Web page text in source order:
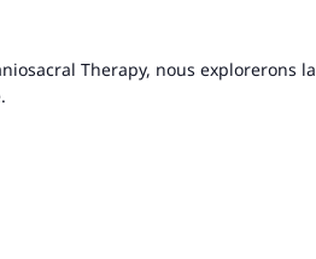
Therapy, nous explorerons la